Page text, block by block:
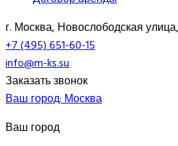
г. Москва, Новослободская
+7 (495) 651-60-15
info@m-ks.su
Заказать звонок
Ваш город:Москва
Ваш город